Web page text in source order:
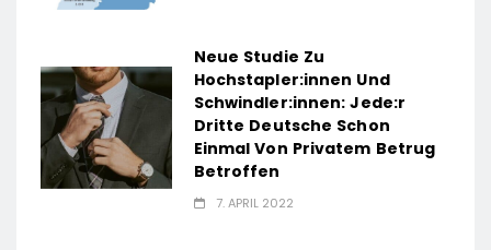
Neue Studie Zu
Hochstapler:innen Und
Schwindler:innen: Jede:r
Dritte Deutsche Schon
Einmal Von Privatem Betrug
Betroffen
7. APRIL 2022